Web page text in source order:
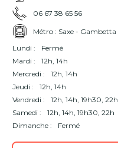
06 67 38 65 56
Métro : Saxe - Gambetta
Lundi :
Fermé
Mardi :
12h, 14h
Mercredi :
12h, 14h
Jeudi :
12h, 14h
Vendredi :
12h, 14h, 19h30, 22h
Samedi :
12h, 14h, 19h30, 22h
Dimanche :
Fermé